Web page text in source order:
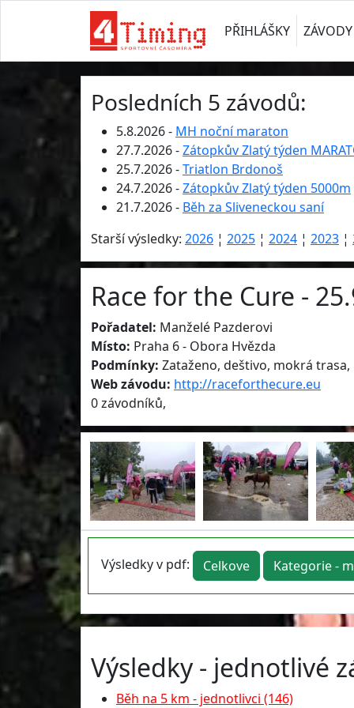
PŘIHLÁŠKY ZÁVODY
Posledních 5 závodů:
5.8.2026 - MH noční maraton
27.7.2026 -Zátopkův Zlatý týden
25.7.2026 -Triatlon Brdonoš
24.7.2026 -Zátopkův Zlatý týden 5000m
21.7.2026 - Běh za Sliveneckou saní
Starší výsledky: 2026 ¦ 2025 ¦ 2024 ¦ 2023 ¦
Race for the Cure -
Pořadatel: Manželé Pazderovi
Místo: Praha 6 - Obora Hvězda
Podmínky: Zataženo, deštivo, mokrá
Web závodu: http://raceforthecure.eu
0 závodníků,
Výsledky v pdf: Celkove Kategorie -
Výsledky - jednotlivé
Běh na 5 km - jednotlivci (146)